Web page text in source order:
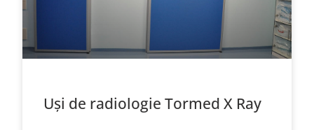
Uși de radiologie Tormed X Ray